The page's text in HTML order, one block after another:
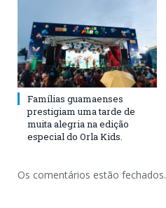
Famílias guamaenses
prestigiam uma tarde de
muita alegria na edição
especial do Orla Kids.
Os comentários estão fechados.